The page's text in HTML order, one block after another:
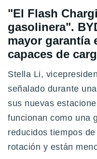
"El Flash
gasolinera".
mayor garantía
capaces de
Stella Li,
señalado durante
sus nuevas
funcionan como una
reducidos tiempos
rotación y están